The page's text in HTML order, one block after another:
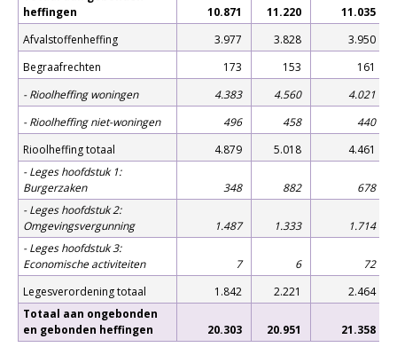
heffingen
10.871 11.220
11.035
Afvalstoffenheffing
3.977 3.828
3.950
Begraafrechten
173 153
161
- Rioolheffing woningen
4.383 4.560
4.021
- Rioolheffing niet-woningen
496 458
440
Rioolheffing totaal
4.879 5.018
4.461
- Leges hoofdstuk 1:
Burgerzaken
348 882
678
- Leges hoofdstuk 2:
Omgevingsvergunning
1.487 1.333
1.714
- Leges hoofdstuk 3:
Economische activiteiten
7 6
72
Legesverordening totaal
1.842 2.221
2.464
Totaal aan ongebonden
en gebonden heffingen
20.303 20.951 21.358